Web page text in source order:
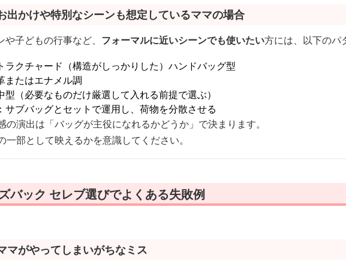
出かけや特別なシーンも想定しているママの場合
や子どもの行事など、 フォーマルに近いシーンでも使いたい方には、以下のパ
ラクチャード（構造がしっかりした）ハンドバッグ型
またはエナメル調
型（必要なものだけ厳選して入れる前提で選ぶ）
：サブバッグとセットで運用し、荷物を分散させる
演出は「バッグが主役になれるかどうか」で決まります。
部として映えるかを意識してください。
バック セレブ選びでよくある失敗例
マがやってしまいがちなミス